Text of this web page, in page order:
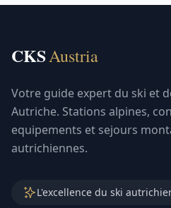
CKSAustria
Votre guide expert du ski et
Autriche. Stations alpines,
equipements et sejours
autrichiennes.
L'excellence du ski